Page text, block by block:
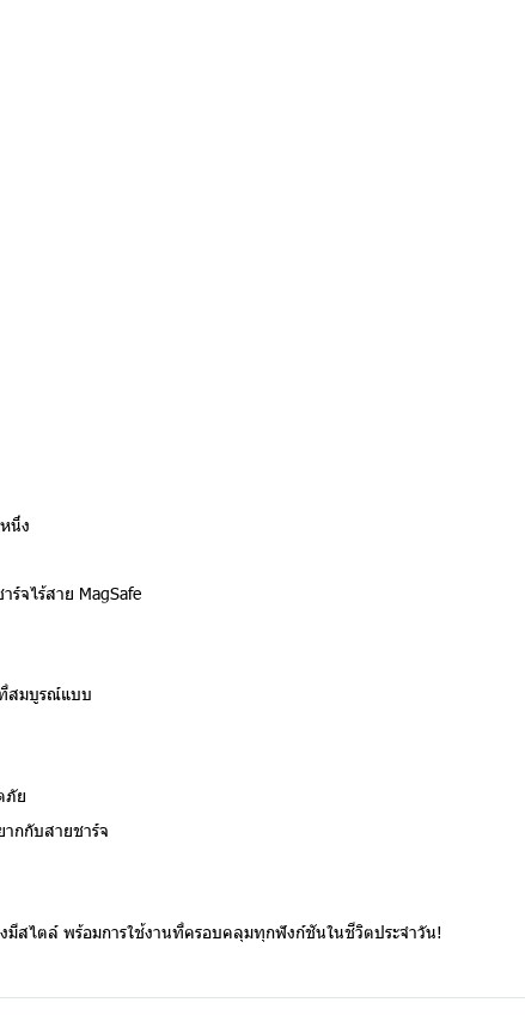
นึ่ง
จไร้สาย MagSafe
ที่สมบูรณ์แบบ
ภัย
ากกับสายชาร์จ
มีสไตล์ พร้อมการใช้งานที่ครอบคลุมทุกฟังก์ชันในชีวิตประจำวัน!